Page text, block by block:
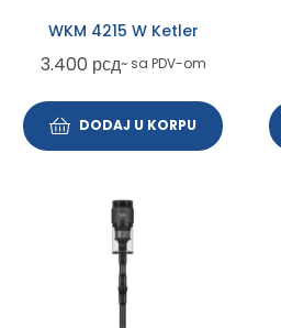
WKM 4215 W Ketler
3.400 рсд~ sa PDV-om
DODAJ U KORPU